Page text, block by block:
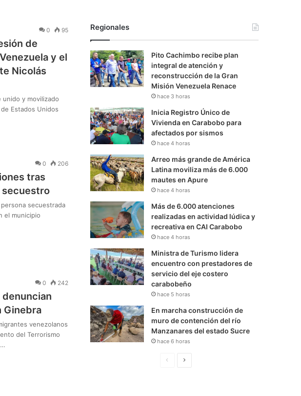
0 95
de
y el
Nicolás
unido y movilizado
Estados Unidos
0 206
tras
secuestro
secuestrada
el municipio
0 242
Ginebra
venezolanos
del Terrorismo
Regionales
Pito Cachimbo recibe plan
integral de atención y
reconstrucción de la Gran
Misión Venezuela Renace
hace 3 horas
Inicia Registro Único de
Vivienda en Carabobo para
afectados por sismos
hace 4 horas
Arreo más grande de América
Latina moviliza más de 6.000
mautes en Apure
hace 4 horas
Más de 6.000 atenciones
realizadas en actividad lúdica y
recreativa en CAI Carabobo
hace 4 horas
Ministra de Turismo lidera
encuentro con prestadores de
servicio del eje costero
carabobeño
hace 5 horas
En marcha construcción de
muro de contención del río
Manzanares del estado Sucre
hace 6 horas
S